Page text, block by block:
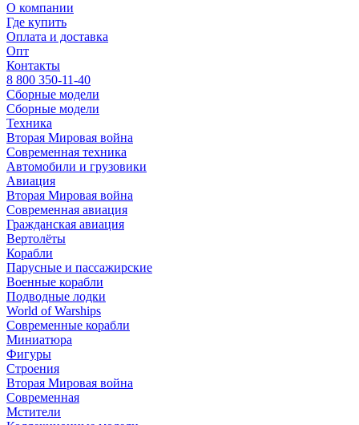
О компании
Где купить
Оплата и доставка
Опт
Контакты
8 800 350-11-40
Сборные модели
Сборные модели
Техника
Вторая Мировая война
Современная техника
Автомобили и грузовики
Авиация
Вторая Мировая война
Современная авиация
Гражданская авиация
Вертолёты
Корабли
Парусные и пассажирские
Военные корабли
Подводные лодки
World of Warships
Современные корабли
Миниатюра
Фигуры
Строения
Вторая Мировая война
Современная
Мстители